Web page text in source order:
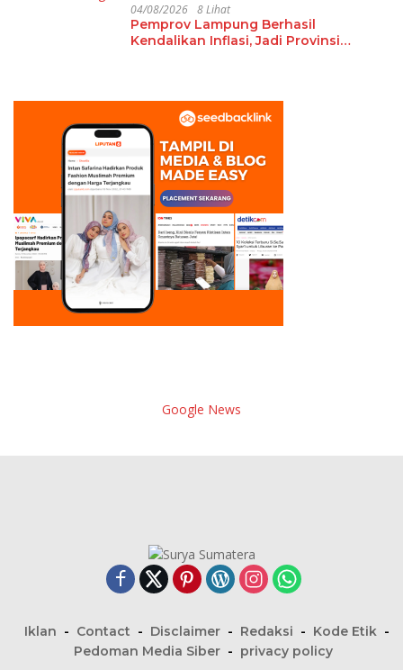
04/08/2026 8 Lihat
Pemprov Lampung Berhasil
Kendalikan Inflasi, Jadi Provinsi
Google News
Iklan Contact Disclaimer Redaksi
Kode Etik
Pedoman Media Siber
privacy policy